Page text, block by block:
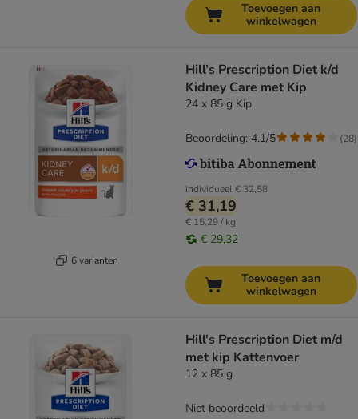
Toevoegen aan
winkelwagen
6 varianten
Hill’s Prescription Diet k/d
Kidney Care met Kip
24 x 85 g Kip
individueel€ 32,58
€ 31,19
€ 15,29 / kg
€ 29,32
Beoordeling: 4.1/5 (28)
Toevoegen aan
winkelwagen
Hill's Prescription Diet m/d
met kip Kattenvoer
12 x 85 g
Niet beoordeeld